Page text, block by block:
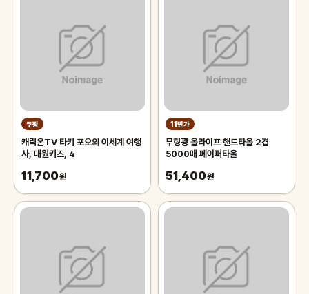
쿠팡
캐릭온TV 타키 포오의 이세계 여행
사, 대원키즈, 4
11,700원
11번가
무형광 올라이프 핸드타올 2겹
5000매 페이퍼타올
51,400원